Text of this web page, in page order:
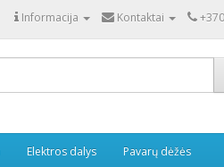
Informacija Kontaktai
Elektros dalys Pavarų dėžės